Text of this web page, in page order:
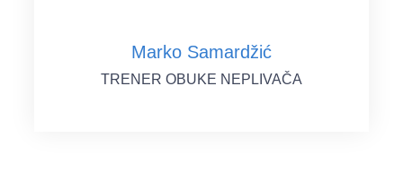
Marko Samardžić
TRENER OBUKE NEPLIVAČA